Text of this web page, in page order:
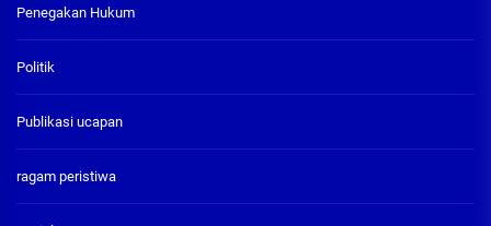
Penegakan Hukum
Politik
Publikasi ucapan
ragam peristiwa